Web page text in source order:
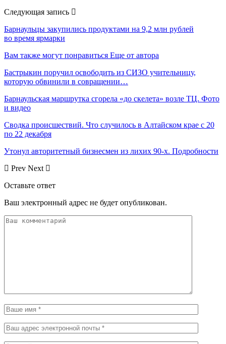
Следующая запись
Барнаульцы закупились продуктами на 9,2 млн рублей
во время ярмарки
Вам также могут понравиться Еще от автора
Бастрыкин поручил освободить из СИЗО учительницу,
которую обвинили в совращении…
Барнаульская маршрутка сгорела «до скелета» возле ТЦ. Фото
и видео
Сводка происшествий. Что случилось в Алтайском крае с 20
по 22 декабря
Утонул авторитетный бизнесмен из лихих 90-х. Подробности
Prev Next
Оставьте ответ
Ваш электронный адрес не будет опубликован.